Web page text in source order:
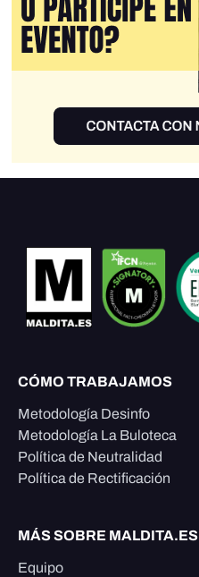
CÓMO TRABAJAMOS
Metodología Desinfo
Metodología La Buloteca
Política de Neutralidad
Política de Rectificación
MÁS SOBRE MALDITA.ES
Equipo